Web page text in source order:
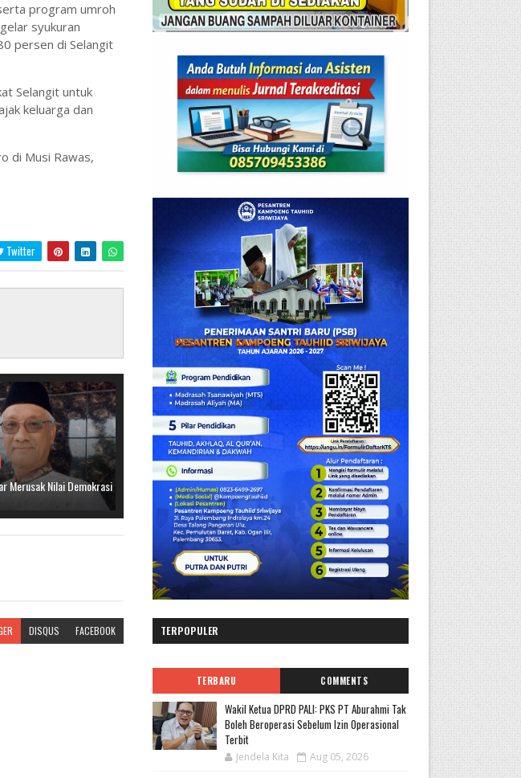
program umroh
syukuran
persen di Selangit
Selangit untuk
keluarga dan
di Musi Rawas,
Twitter
Merusak Nilai Demokrasi
DISQUS FACEBOOK TERPOPULER
TERBARU COMMENTS
Wakil Ketua DPRD PALI: PKS PT Aburahmi Tak
Boleh Beroperasi Sebelum Izin Operasional
Terbit
Jendela Kita Aug 05, 2026